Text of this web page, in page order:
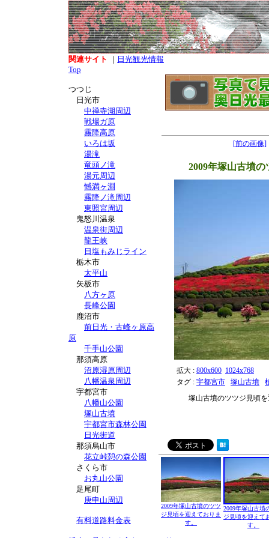
関連サイト ｜ 日光観光情報
Top
つつじ
日光市
中禅寺湖周辺
戦場ガ原
霧降高原
いろは坂
湯滝
竜頭ノ滝
湯元周辺
憾満ヶ淵
霧降ノ滝周辺
東照宮周辺
鬼怒川温泉
温泉街周辺
龍王峡
日塩もみじライン
栃木市
太平山
矢板市
八方ヶ原
長峰公園
鹿沼市
前日光・古峰ヶ原高
原
千手山公園
那須高原
沼原湿原周辺
八幡温泉周辺
宇都宮市
八幡山公園
塚山古墳
宇都宮市森林公園
日光街道
那須烏山市
花立峠憩の森公園
さくら市
お丸山公園
足尾町
庚申山周辺
有料道路料金表
[前の画像]
2009年塚山古墳
拡大 : 800x600 1024x768
タグ : 宇都宮市 塚山古墳
塚山古墳のツツジ見頃
2009年塚山古墳のツツ
ジ見頃を迎えておりま
す。
2009年塚山古墳
ジ見頃を迎えて
す。